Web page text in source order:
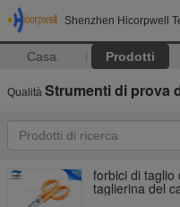
Shenzhen Hicorpwell
Casa. Prodotti
Qualità Strumenti di prova
forbici di taglio
taglierina del